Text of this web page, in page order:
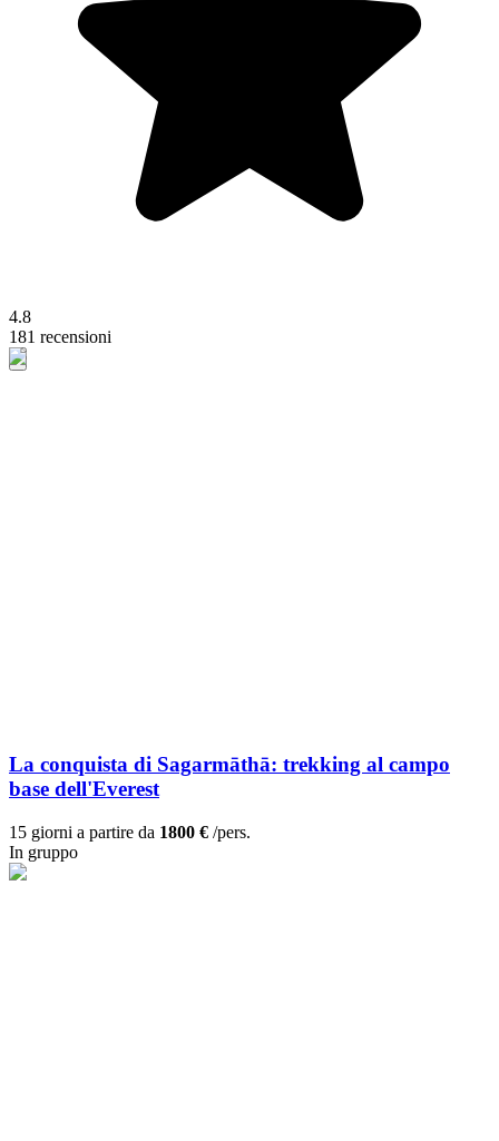
4.8
181 recensioni
La conquista di Sagarmāthā: trekking al campo
base dell'Everest
15 giorni a partire da 1800 € /pers.
In gruppo